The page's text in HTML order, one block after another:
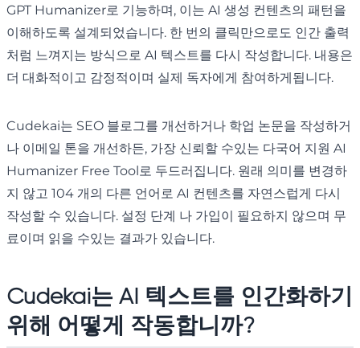
GPT Humanizer로 기능하며, 이는 AI 생성 컨텐츠의 패턴을
이해하도록 설계되었습니다. 한 번의 클릭만으로도 인간 출력
처럼 느껴지는 방식으로 AI 텍스트를 다시 작성합니다. 내용은
더 대화적이고 감정적이며 실제 독자에게 참여하게됩니다.
Cudekai는 SEO 블로그를 개선하거나 학업 논문을 작성하거
나 이메일 톤을 개선하든, 가장 신뢰할 수있는 다국어 지원 AI
Humanizer Free Tool로 두드러집니다. 원래 의미를 변경하
지 않고 104 개의 다른 언어로 AI 컨텐츠를 자연스럽게 다시
작성할 수 있습니다. 설정 단계 나 가입이 필요하지 않으며 무
료이며 읽을 수있는 결과가 있습니다.
Cudekai는 AI 텍스트를 인간화하기
위해 어떻게 작동합니까?